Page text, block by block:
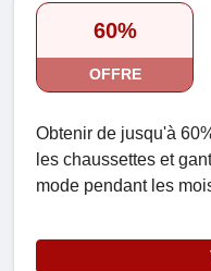
60%
OFFRE
Obtenir de jusqu'à
les chaussettes et
mode pendant les